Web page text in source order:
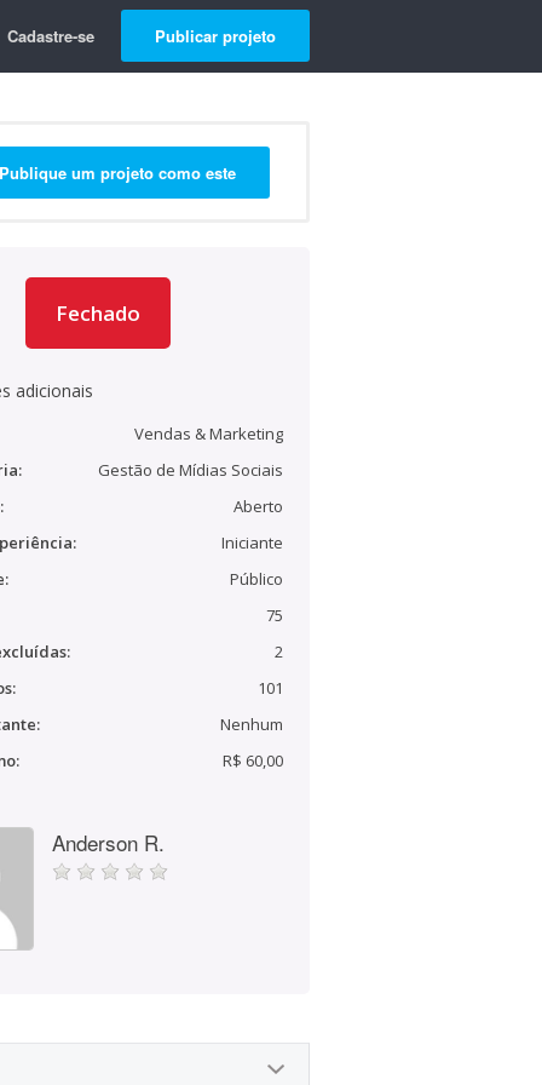
Cadastre-se Publicar projeto
Publique um projeto como este
Fechado
adicionais
Vendas & Marketing
Gestão de Mídias Sociais
Aberto
Iniciante
Público
75
2
101
Nenhum
R$ 60,00
Anderson R.